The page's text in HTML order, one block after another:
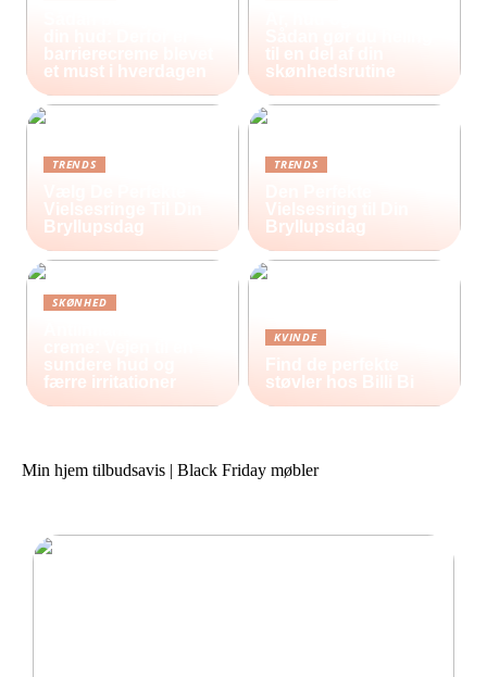
barrierecreme blevet
et must i hverdagen
til en del af din
skønhedsrutine
TRENDS
Vielsesringe Til Din
Bryllupsdag
TRENDS
Vielsesring til Din
Bryllupsdag
SKØNHED
sundere hud og
færre irritationer
KVINDE
Find de perfekte
støvler hos Billi Bi
Min hjem tilbudsavis | Black Friday møbler